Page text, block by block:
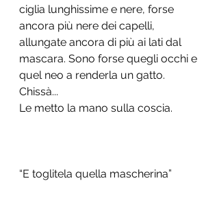
ciglia lunghissime e nere, forse
ancora più nere dei capelli,
allungate ancora di più ai lati dal
mascara. Sono forse quegli occhi e
quel neo a renderla un gatto.
Chissà...
Le metto la mano sulla coscia.
“E toglitela quella mascherina”